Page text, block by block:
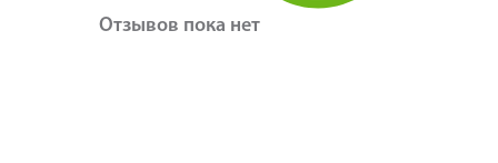
Отзывов пока нет